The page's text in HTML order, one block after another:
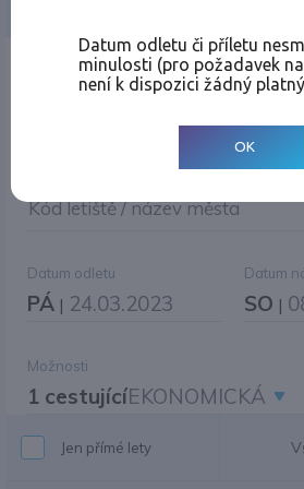
Místo odletu
Kód letiště / název města
Datum odletu
PÁ | 24.03.2023
Datum
SO |
Možnosti
1 cestujícíEKONOMICKÁ
Jen přímé lety
Datum odletu či příletu
minulosti (pro požadavek
není k dispozici žádný
OK